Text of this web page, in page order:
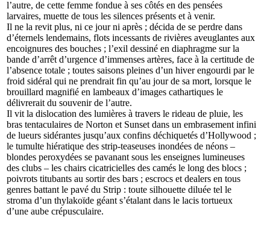
l’autre, de cette femme fondue à ses côtés en des pensées
larvaires, muette de tous les silences présents et à venir.
Il ne la revit plus, ni ce jour ni après ; décida de se perdre dans
d’éternels lendemains, flots incessants de rivières aveuglantes aux
encoignures des bouches ; l’exil dessiné en diaphragme sur la
bande d’arrêt d’urgence d’immenses artères, face à la certitude de
l’absence totale ; toutes saisons pleines d’un hiver engourdi par le
froid sidéral qui ne prendrait fin qu’au jour de sa mort, lorsque le
brouillard magnifié en lambeaux d’images cathartiques le
délivrerait du souvenir de l’autre.
Il vit la dislocation des lumières à travers le rideau de pluie, les
bras tentaculaires de Norton et Sunset dans un embrasement infini
de lueurs sidérantes jusqu’aux confins déchiquetés d’Hollywood ;
le tumulte hiératique des strip-teaseuses inondées de néons –
blondes peroxydées se pavanant sous les enseignes lumineuses
des clubs – les chairs cicatricielles des camés le long des blocs ;
poivrots titubants au sortir des bars ; escrocs et dealers en tous
genres battant le pavé du Strip : toute silhouette diluée tel le
stroma d’un thylakoïde géant s’étalant dans le lacis tortueux
d’une aube crépusculaire.